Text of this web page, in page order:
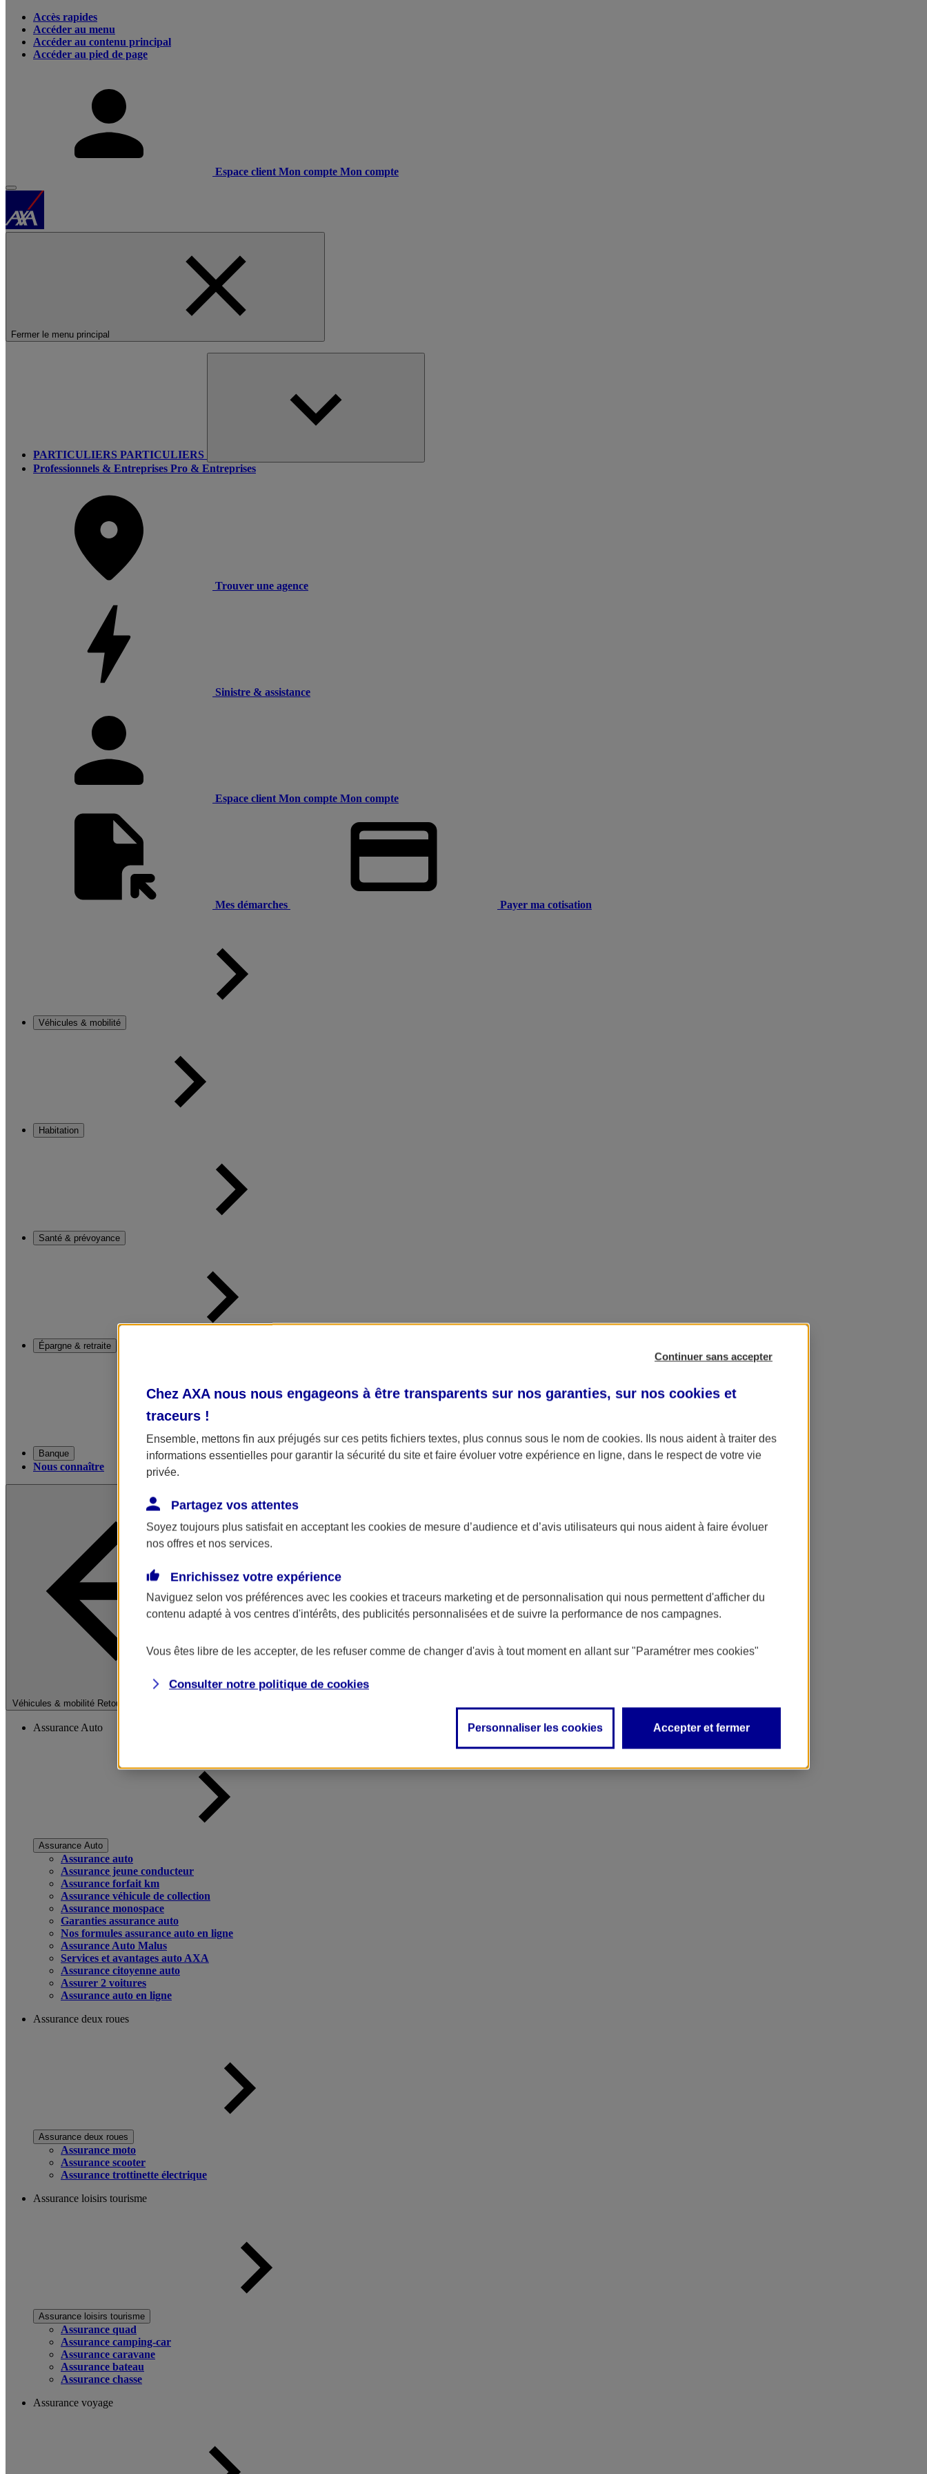
Accès rapides
Accéder au menu
Accéder au contenu principal
Accéder au pied de page
Espace client Mon compte Mon compte
Fermer le menu principal
PARTICULIERS PARTICULIERS
Professionnels & Entreprises Pro & Entreprises
Trouver une agence
Sinistre & assistance
Espace client Mon compte Mon compte
Mes démarches Payer ma cotisation
Véhicules & mobilité
Habitation
Santé & prévoyance
Épargne & retraite
Banque
Nous connaître
Véhicules & mobilité Retour à la section précédente
Fermer le menu principal
Assurance Auto
Assurance Auto
Assurance auto
Assurance jeune conducteur
Assurance forfait km
Assurance véhicule de collection
Assurance monospace
Garanties assurance auto
Nos formules assurance auto en ligne
Assurance Auto Malus
Services et avantages auto AXA
Assurance citoyenne auto
Assurer 2 voitures
Assurance auto en ligne
Assurance deux roues
Assurance deux roues
Assurance moto
Assurance scooter
Assurance trottinette électrique
Assurance loisirs tourisme
Assurance loisirs tourisme
Assurance quad
Assurance camping-car
Assurance caravane
Assurance bateau
Assurance chasse
Assurance voyage
Continuer sans accepter
Chez AXA nous nous engageons à être transparents sur nos garanties, sur nos cookies et
traceurs !
Ensemble, mettons fin aux préjugés sur ces petits fichiers textes, plus connus sous le nom de cookies. Ils nous aident à traiter des
informations essentielles pour garantir la sécurité du site et faire évoluer votre expérience en ligne, dans le respect de votre vie
privée.
Partagez vos attentes
Soyez toujours plus satisfait en acceptant les cookies de mesure d’audience et d’avis utilisateurs qui nous aident à faire évoluer
nos offres et nos services.
Enrichissez votre expérience
Naviguez selon vos préférences avec les cookies et traceurs marketing et de personnalisation qui nous permettent d'afficher du
contenu adapté à vos centres d'intérêts, des publicités personnalisées et de suivre la performance de nos campagnes.
Vous êtes libre de les accepter, de les refuser comme de changer d'avis à tout moment en allant sur "Paramétrer mes cookies"
Consulter notre politique de cookies
Personnaliser les cookies Accepter et fermer